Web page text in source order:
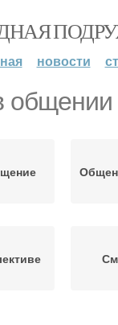
новости
общении